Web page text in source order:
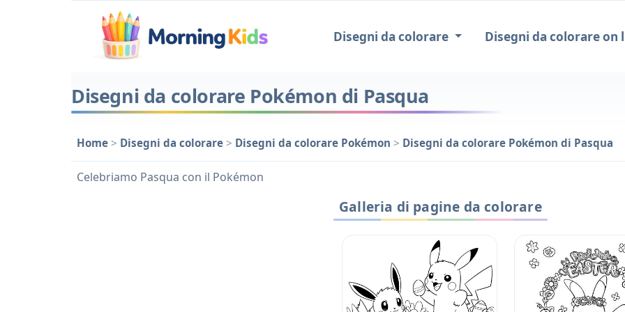
Disegni da colorare Disegni da colorare on
Disegni da colorare Pokémon di Pasqua
Home > Disegni da colorare > Disegni da colorare Pokémon > Disegni da colorare Pokémon di Pasqua
Celebriamo Pasqua con il Pokémon
Galleria di pagine da colorare